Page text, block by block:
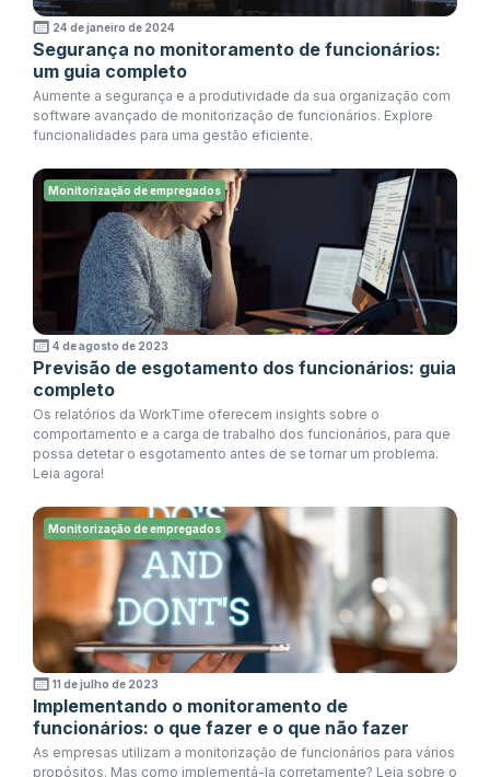
24 de janeiro de 2024
Segurança no monitoramento de funcionários:
um guia completo
Aumente a segurança e a produtividade da sua organização com
software avançado de monitorização de funcionários. Explore
funcionalidades para uma gestão eficiente.
4 de agosto de 2023
Previsão de esgotamento dos funcionários: guia
completo
Os relatórios da WorkTime oferecem insights sobre o
comportamento e a carga de trabalho dos funcionários, para que
possa detetar o esgotamento antes de se tornar um problema.
Leia agora!
Monitorização de empregados
11 de julho de 2023
Implementando o monitoramento de
funcionários: o que fazer e o que não fazer
As empresas utilizam a monitorização de funcionários para vários
propósitos. Mas como implementá-la corretamente? Leia sobre o
Monitorização de empregados